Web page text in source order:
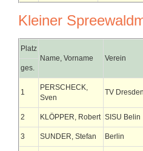
Kleiner
Platz
Name, Vorname
Verein
ges.
1
PERSCHECK,
Sven
TV
2 KLÖPPER, Robert SISU Belin
3 SUNDER, Stefan Berlin